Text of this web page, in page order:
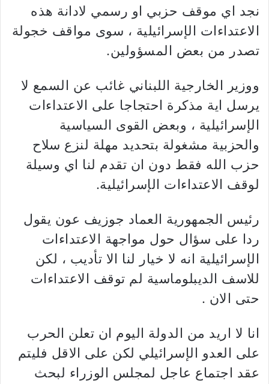
نجد اي موقف حزبي او رسمي لادانة هذه
الاعتداءات الإسرائيلية ، سوى مواقف خجولة
تصدر من بعض المسؤولين.
ووزير الخارجية اللبناني غائب عن السمع لا
يرسل اية مذكرة احتجاجا على الاعتداءات
الإسرائيلية ، وبعض القوى السياسية
والحزبية مشغولة بتحديد مهلة لنزع سلاح
حزب الله فقط دون ان تقدم لنا اي وسيلة
لوقف الاعتداءات الإسرائيلية.
رئيس الجمهورية العماد جوزيف عون يقول
ردا على سؤال حول مواجهة الاعتداءات
الإسرائيلية انه لا خيار لنا الا تأديب ، لكن
للاسف الديبلوماسية لم توقف الاعتداءات
حتى الان .
انا لا اريد من الدولة اليوم ان تعلن الحرب
على العدو الإسرائيلي لكن على الاقل فليتم
عقد اجتماع عاجل لمجلس الوزراء لبحث